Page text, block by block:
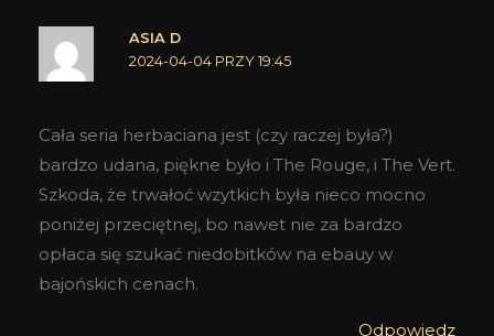
ASIA D
2024-04-04 PRZY 19:45
Cała seria herbaciana jest (czy raczej była?)
bardzo udana, piękne było i The Rouge, i The Vert.
Szkoda, że trwałoć wzytkich była nieco mocno
poniżej przeciętnej, bo nawet nie za bardzo
opłaca się szukać niedobitków na ebauy w
bajońskich cenach.
Odpowiedz